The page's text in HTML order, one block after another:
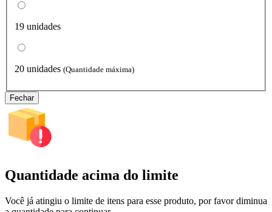
19 unidades
20 unidades (Quantidade máxima)
Fechar
Quantidade acima do limite
Você já atingiu o limite de itens para esse produto, por favor diminua